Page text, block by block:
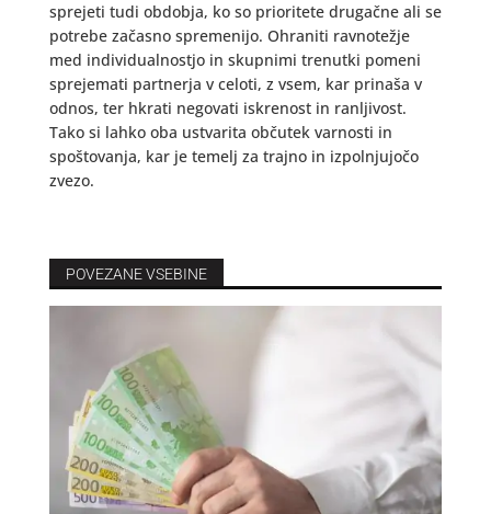
sprejeti tudi obdobja, ko so prioritete drugačne ali se
potrebe začasno spremenijo. Ohraniti ravnotežje
med individualnostjo in skupnimi trenutki pomeni
sprejemati partnerja v celoti, z vsem, kar prinaša v
odnos, ter hkrati negovati iskrenost in ranljivost.
Tako si lahko oba ustvarita občutek varnosti in
spoštovanja, kar je temelj za trajno in izpolnjujočo
zvezo.
POVEZANE VSEBINE